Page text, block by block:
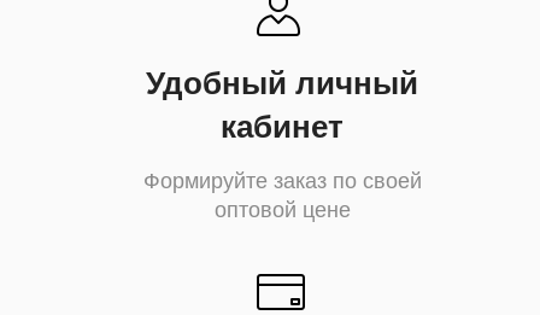
Удобный личный
кабинет
Формируйте заказ по своей
оптовой цене